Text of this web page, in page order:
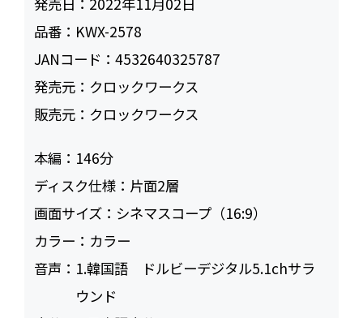
品番： KWX-2578
JANコード：4532640325787
発売元： クロックワークス
販売元： クロックワークス
本編： 146
ディスク仕様： 片面2層
画面サイズ： シネマスコープ（16:9）
カラー： カラー
音声： 1.韓国語 ドルビーデジタル5.1chサラ
ウンド